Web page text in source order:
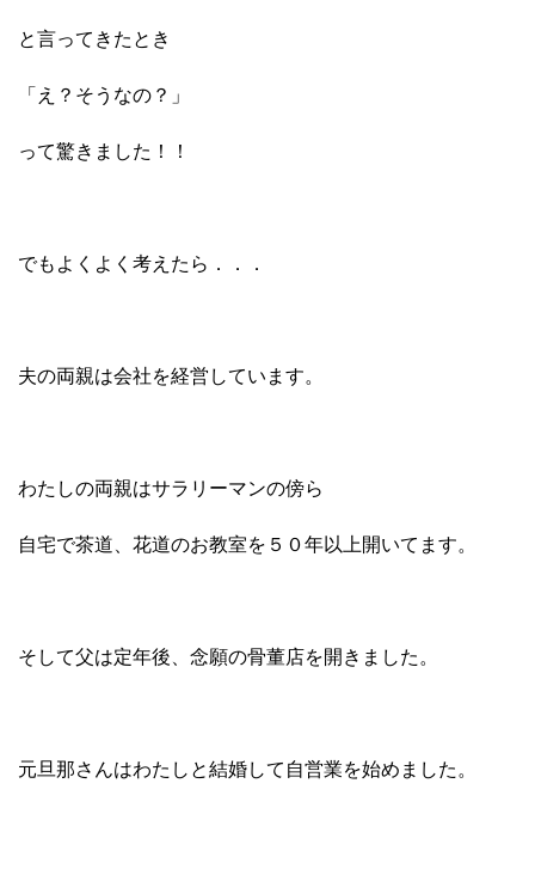
と言ってきたとき
「え？そうなの？」
って驚きました！！
でもよくよく考えたら．．．
夫の両親は会社を経営しています。
わたしの両親はサラリーマンの傍ら
自宅で茶道、花道のお教室を５０年以上開いてます。
そして父は定年後、念願の骨董店を開きました。
元旦那さんはわたしと結婚して自営業を始めました。